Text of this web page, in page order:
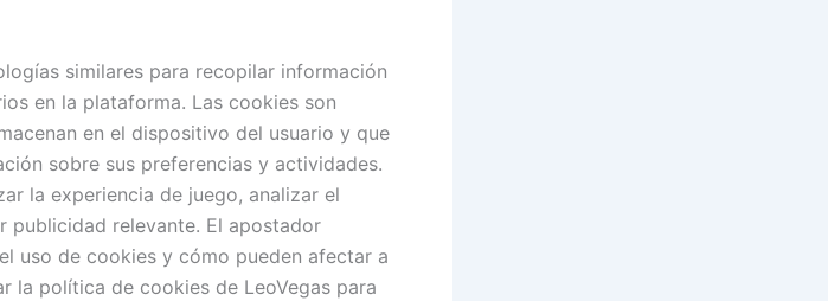
similares para recopilar información
en la plataforma. Las cookies son
en el dispositivo del usuario y que
sobre sus preferencias y actividades.
la experiencia de juego, analizar el
publicidad relevante. El apostador
uso de cookies y cómo pueden afectar a
la política de cookies de LeoVegas para